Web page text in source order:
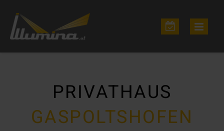
PRIVATHAUS
GASPOLTSHOFEN